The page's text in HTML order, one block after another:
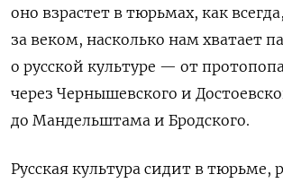
оно взрастет в тюрьмах, как
за веком, насколько нам хватает
о русской культуре — от
через Чернышевского и
до Мандельштама и Бродского.
Русская культура сидит в тюрьме,